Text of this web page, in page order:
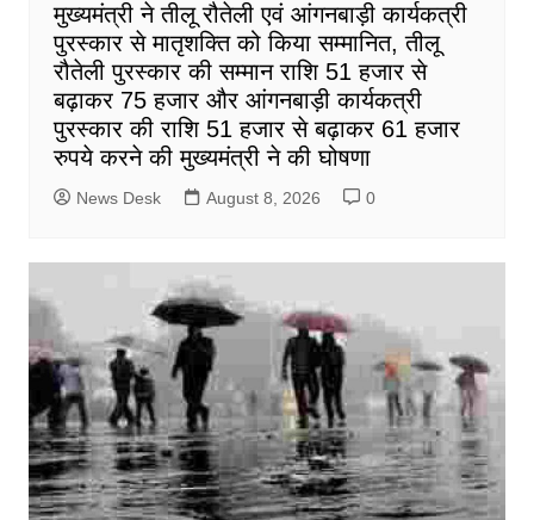
मुख्यमंत्री ने तीलू रौतेली एवं आंगनबाड़ी कार्यकत्री
पुरस्कार से मातृशक्ति को किया सम्मानित, तीलू
रौतेली पुरस्कार की सम्मान राशि 51 हजार से
बढ़ाकर 75 हजार और आंगनबाड़ी कार्यकत्री
पुरस्कार की राशि 51 हजार से बढ़ाकर 61 हजार
रुपये करने की मुख्यमंत्री ने की घोषणा
News Desk August 8, 2026 0